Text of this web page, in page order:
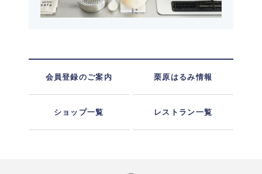
会員登録のご案内 栗原はるみ情報
ショップ一覧 レストラン一覧